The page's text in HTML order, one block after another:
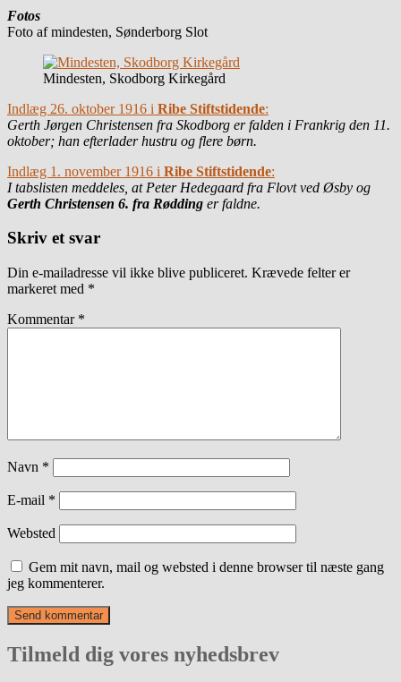
Fotos
Foto af mindesten, Sønderborg Slot
Mindesten, Skodborg Kirkegård
Indlæg 26. oktober 1916 i Ribe Stiftstidende:
Gerth Jørgen Christensen fra Skodborg er falden i Frankrig den 11.
oktober; han efterlader hustru og flere børn.
Indlæg 1. november 1916 i Ribe Stiftstidende:
I tabslisten meddeles, at Peter Hedegaard fra Flovt ved Øsby og
Gerth Christensen 6. fra Rødding er faldne.
Skriv et svar
Din e-mailadresse vil ikke blive publiceret. Krævede felter er
markeret med *
Kommentar *
Navn *
E-mail *
Websted
Gem mit navn, mail og websted i denne browser til næste gang
jeg kommenterer.
Tilmeld dig vores nyhedsbrev